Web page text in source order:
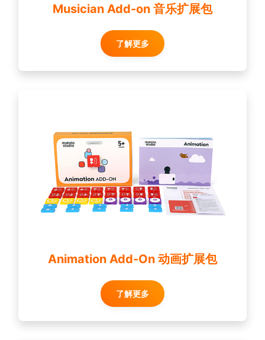
Musician Add-on 音乐扩展包
了解更多
Animation Add-On 动画扩展包
了解更多